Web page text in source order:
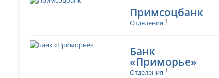
Примсоцбанк
Отделения 1
Банк
«Приморье»
Отделения 1